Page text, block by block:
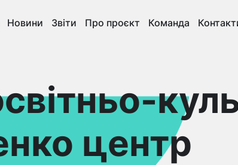
Новини Звіти Про проєкт Команда
центр